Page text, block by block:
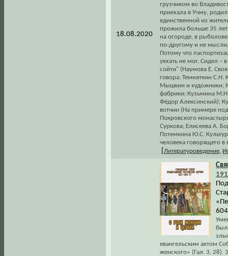
18.08.2020
грузчиком во
приехала в Учму,
единственной из
прожила больше 35
на огороде, в
по-другому и не
Потому что
уехать не мог. Сидел –
сойти" (Наумова Е.
говора; Темняткин С.Н.
Мышкин и художники;
фабрики; Кузьмина
Фёдор Алексинский);
вотчин (На примере
Покровского
Суркова; Елисеева А.
Потемкина Ю.С.
человека говорящего в
Литературоведение
евангельским актом
женского» (Гал. 3, 28).